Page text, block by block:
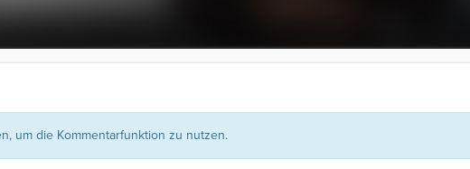
um die Kommentarfunktion zu nutzen.